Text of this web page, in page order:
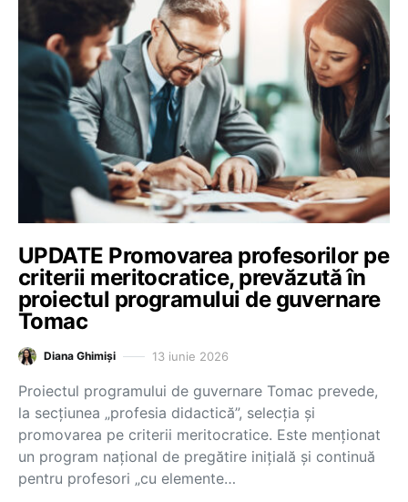
UPDATE Promovarea profesorilor pe
criterii meritocratice, prevăzută în
proiectul programului de guvernare
Tomac
Diana Ghimiși 13 iunie 2026
Proiectul programului de guvernare Tomac prevede,
la secțiunea „profesia didactică”, selecția și
promovarea pe criterii meritocratice. Este menționat
un program național de pregătire inițială și continuă
pentru profesori „cu elemente…